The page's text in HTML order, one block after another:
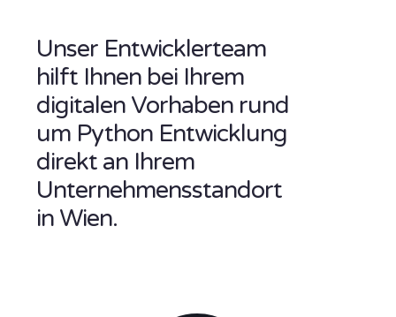
Unser Entwicklerteam
hilft Ihnen bei Ihrem
digitalen Vorhaben rund
um Python Entwicklung
direkt an Ihrem
Unternehmensstandort
in Wien.